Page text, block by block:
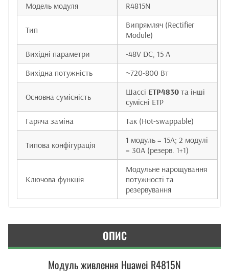
Модель модуля
R4815N
Тип
Випрямляч (Rectifier
Module)
Вихідні параметри
-48V DC, 15 А
Вихідна потужність
~720-800 Вт
Основна сумісність Шассі ETP4830 та інші
сумісні ETP
Гаряча заміна
Так (Hot-swappable)
Типова конфігурація
1 модуль = 15А; 2 модулі
= 30А (резерв. 1+1)
Ключова функція
Модульне нарощування
потужності та
резервування
ОПИС
Модуль живлення Huawei R4815N